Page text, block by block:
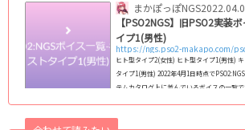
フト...
まかぽっぽNGS
【PSO2NGS】旧PSO2実装
イプ1(男性)
https://ngs.pso2-makapo.com/
ヒト型タイプ2(女性) ヒト型タイプ1(男性)
タイプ1(男性) 2022年4月1日時点で
テムカタログ上に並んでいるボイスの一覧